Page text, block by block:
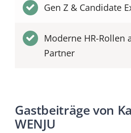
Gen Z & Candidate
Moderne HR-Rollen
Partner
Gastbeiträge von
WENJU